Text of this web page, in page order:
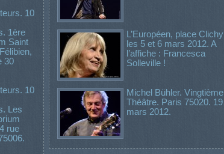
10
1ère
Saint
30
10
Les
rue
L’Européen, place Clichy
les 5 et 6 mars 2012. A
l’affiche : Francesca
Solleville !
Michel Bühler. Vingtième
Théâtre. Paris 75020. 19
mars 2012.